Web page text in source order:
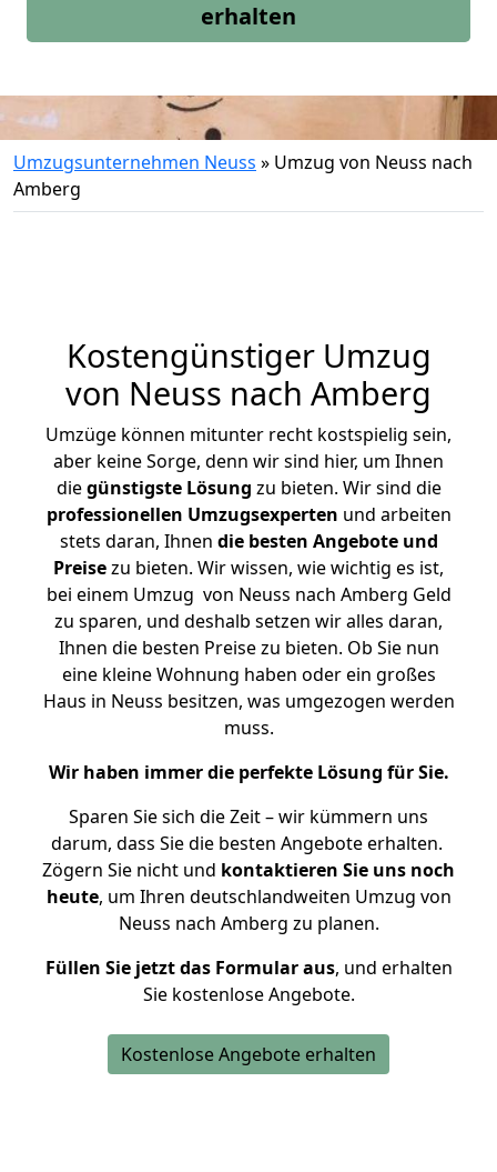
erhalten
Umzugsunternehmen Neuss » Umzug von Neuss nach
Amberg
Kostengünstiger Umzug
von Neuss nach Amberg
Umzüge können mitunter recht kostspielig sein,
aber keine Sorge, denn wir sind hier, um Ihnen
diegünstigste Lösung zu bieten. Wir sind die
professionellen Umzugsexperten und arbeiten
stets daran, Ihnen die besten Angebote und
Preisezu bieten. Wir wissen, wie wichtig es ist,
bei einem Umzug von Neuss nach Amberg Geld
zu sparen, und deshalb setzen wir alles daran,
Ihnen die besten Preise zu bieten. Ob Sie nun
eine kleine Wohnung haben oder ein großes
Haus in Neuss besitzen, was umgezogen werden
muss.
Wir haben immer die perfekte Lösung für Sie.
Sparen Sie sich die Zeit – wir kümmern uns
darum, dass Sie die besten Angebote erhalten.
Zögern Sie nicht und kontaktieren Sie uns noch
heute, um Ihren deutschlandweiten Umzug von
Neuss nach Amberg zu planen.
Füllen Sie jetzt das Formular aus, und erhalten
Sie kostenlose Angebote.
Kostenlose Angebote erhalten